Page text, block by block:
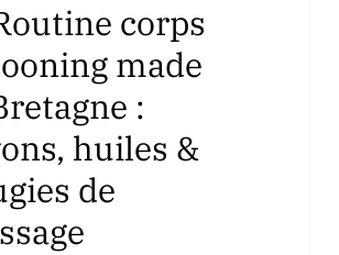
corps
made
:
huiles &
de